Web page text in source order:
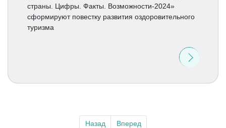
страны. Цифры. Факты. Возможности-2024»
сформируют повестку развития оздоровительного
туризма
Назад Вперед